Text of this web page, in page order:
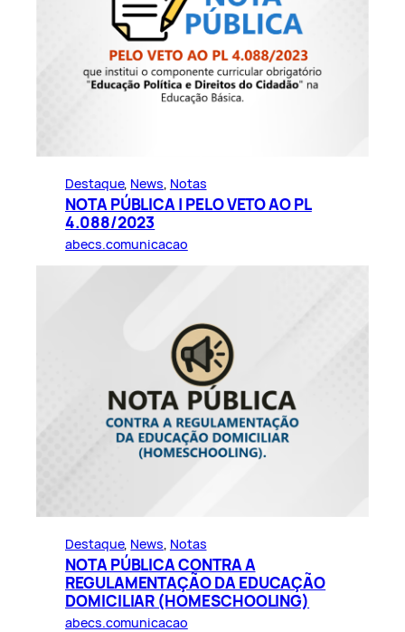
Destaque, News Notas
NOTA PÚBLICA | PELO VETO AO PL
4.088/2023
abecs.comunicacao
Destaque, News Notas
NOTA PÚBLICA CONTRA A
REGULAMENTAÇÃO DA EDUCAÇÃO
DOMICILIAR (HOMESCHOOLING)
abecs.comunicacao